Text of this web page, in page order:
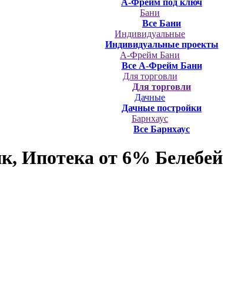
А-Фрейм под ключ
Бани
Все Бани
Индивидуальные
Индивидуальные проекты
А-Фрейм Бани
Все А-Фрейм Бани
Для торговли
Для торговли
Дачные
Дачные постройки
Барнхаус
Все Барнхаус
Ипотека от 6% Белебей